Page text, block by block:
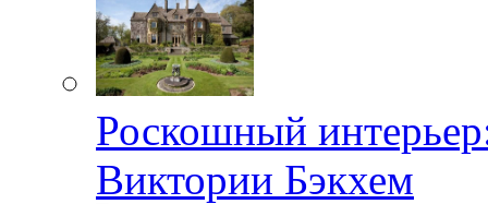
Роскошный
Виктории Бэкхем